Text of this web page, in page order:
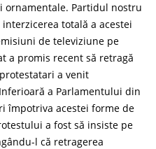
ornamentale. Partidul nostru
totală a acestei
de televiziune pe
a promis recent să retragă
a venit
a Parlamentului din
împotriva acestei forme de
a fost să insiste pe
l că retragerea